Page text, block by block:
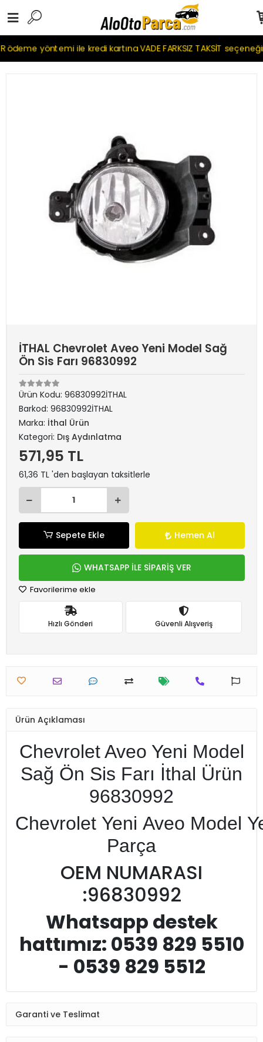
ödeme yöntemi ile kredi kartına VADE FARKSIZ TAKSİT
İTHAL Chevrolet Aveo Yeni Model Sağ
Ön Sis Farı 96830992
Ürün Kodu: 96830992İTHAL
Barkod: 96830992İTHAL
Marka: İthal Ürün
Kategori: Dış Aydınlatma
571,95 TL
61,36 TL 'den başlayan taksitlerle
Sepete Ekle Hemen Al
WHATSAPP İLE SİPARİŞ VER
Favorilerime ekle
Hızlı Gönderi Güvenli Alışveriş
Ürün Açıklaması
Chevrolet Aveo Yeni Model
Sağ Ön Sis Farı İthal Ürün
96830992
Chevrolet Yeni Aveo Model
Parça
OEM NUMARASI
:96830992
Whatsapp destek
hattımız: 0539 829 5510
- 0539 829 5512
Garanti ve Teslimat